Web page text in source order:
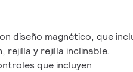
para crear la magia
diseño magnético, que
rejilla y rejilla inclinable.
que incluyen